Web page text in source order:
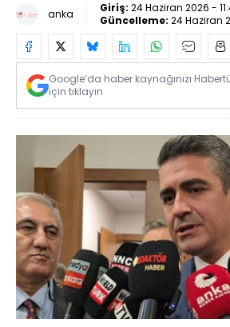
anka Giriş: 24 Haziran 2026 -
Güncelleme: 24 Haziran
Google’da haber kaynağınızı
için tıklayın